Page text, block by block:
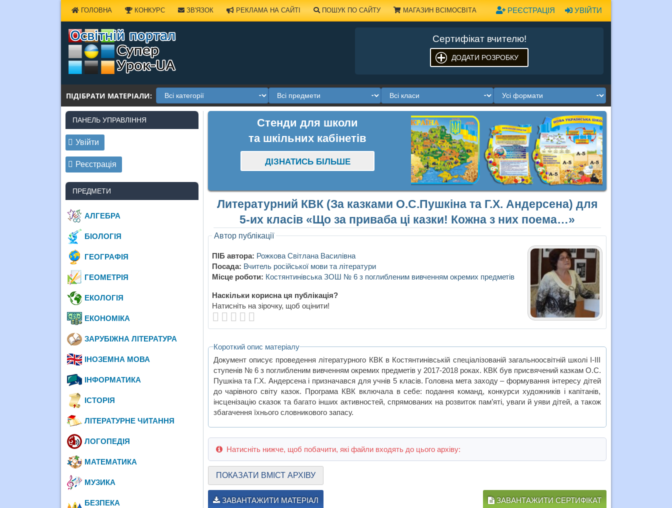
УВІЙТИ
РЕЄСТРАЦІЯ
ГОЛОВНА КОНКУРС ЗВ'ЯЗОК РЕКЛАМА НА САЙТІ ПОШУК ПО САЙТУ МАГАЗИН ВСІМОСВІТА
Сертифікат вчителю!
ДОДАТИ РОЗРОБКУ
ПІДІБРАТИ МАТЕРІАЛИ:
Стенди для школи
та шкільних кабінетів
ДІЗНАТИСЬ БІЛЬШЕ
Литературний КВК (За казками О.С.Пушкіна та Г.Х. Андерсена) для
5-их класів «Що за приваба ці казки! Кожна з них поема…»
Автор публікації
ПІБ автора: Рожкова Світлана Василівна
Посада: Вчитель російської мови та літератури
Місце роботи: Костянтинівська ЗОШ № 6 з поглибленим вивченням окремих предметів
Наскільки корисна ця публікація?
Натисніть на зірочку, щоб оцінити!
Короткий опис матеріалу
Документ описує проведення літературного КВК в Костянтинівській спеціалізованій загальноосвітній школі І-ІІІ
ступенів № 6 з поглибленим вивченням окремих предметів у 2017-2018 роках. КВК був присвячений казкам О.С.
Пушкіна та Г.Х. Андерсена і призначався для учнів 5 класів. Головна мета заходу – формування інтересу дітей
до чарівного світу казок. Програма КВК включала в себе: подання команд, конкурси художників і капітанів,
інсценізацію сказок та багато інших активностей, спрямованих на розвиток пам’яті, уваги й уяви дітей, а також
збагачення їхнього словникового запасу.
Натисніть нижче, щоб побачити, які файли входять до цього архіву:
ПОКАЗАТИ ВМІСТ АРХІВУ
ЗАВАНТАЖИТИ МАТЕРІАЛ ЗАВАНТАЖИТИ СЕРТИФІКАТ
ПАНЕЛЬ УПРАВЛІННЯ
Увійти
Реєстрація
ПРЕДМЕТИ
АЛГЕБРА
БІОЛОГІЯ
ГЕОГРАФІЯ
ГЕОМЕТРІЯ
ЕКОЛОГІЯ
ЕКОНОМІКА
ЗАРУБІЖНА ЛІТЕРАТУРА
ІНОЗЕМНА МОВА
ІНФОРМАТИКА
ІСТОРІЯ
ЛІТЕРАТУРНЕ ЧИТАННЯ
ЛОГОПЕДІЯ
МАТЕМАТИКА
МУЗИКА
БЕЗПЕКА